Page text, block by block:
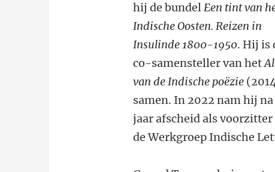
hij de bundelEen tint van
Indische Oosten. Reizen in
Insulinde 1800-1950. Hij is
co-samensteller van het
van de Indische poëzie
samen. In 2022 nam hij na
jaar afscheid als voorzitter
de Werkgroep Indische